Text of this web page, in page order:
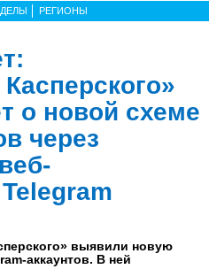
РЕГИОНЫ
о новой схеме
через
выявили новую
аккаунтов. В ней